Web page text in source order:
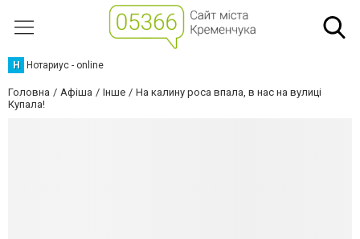
Н Нотариус - online
Головна Афіша Інше
На калину роса впала, в нас на вулиці
Купала!